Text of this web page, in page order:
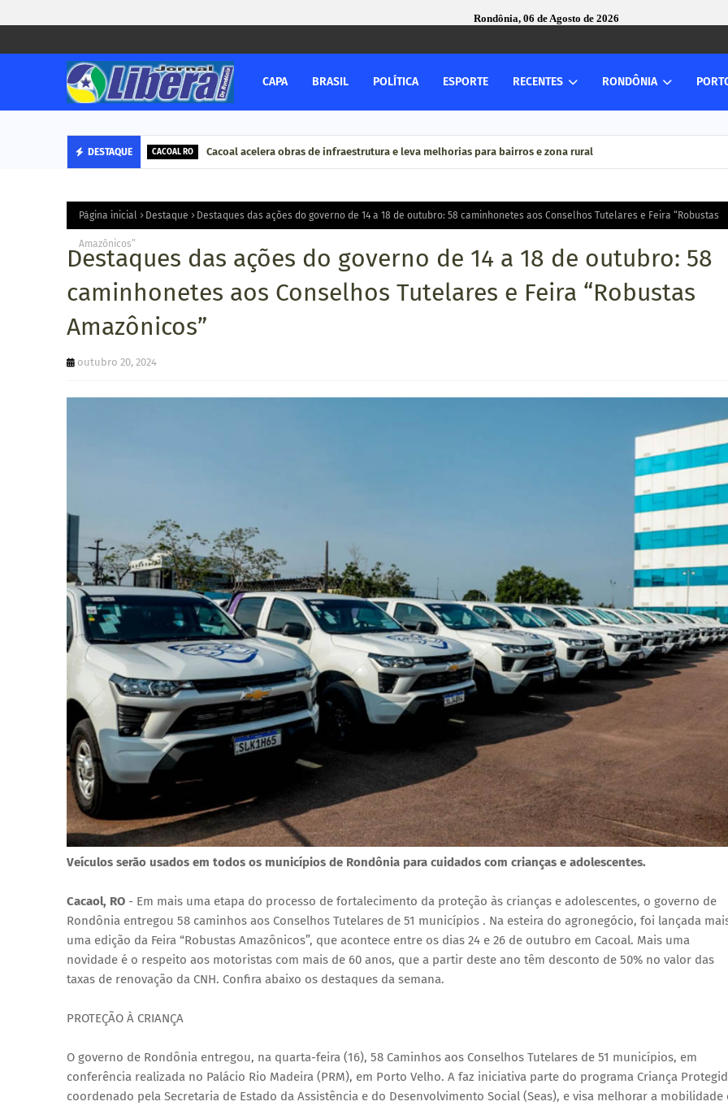
Rondônia, 06 de Agosto de 2026
CAPA BRASIL POLÍTICA ESPORTE RECENTES RONDÔNIA
DESTAQUE CACOAL RO Cacoal acelera obras de infraestrutura e leva melhorias para bairros e zona rural
Página inicial Destaque Destaques das ações do governo de 14 a 18 de outubro: 58 caminhonetes aos Conselhos Tutelares e Feira “Robustas
Amazônicos”
Destaques das ações do governo de 14 a 18 de outubro: 58
caminhonetes aos Conselhos Tutelares e Feira “Robustas
Amazônicos”
outubro 20, 2024
Veículos serão usados ​​em todos os municípios de Rondônia para cuidados com crianças e adolescentes.
Cacaol, RO - Em mais uma etapa do processo de fortalecimento da proteção às crianças e adolescentes, o governo de
Rondônia entregou 58 caminhos aos Conselhos Tutelares de 51 municípios . Na esteira do agronegócio, foi lançada
uma edição da Feira “Robustas Amazônicos”, que acontece entre os dias 24 e 26 de outubro em Cacoal. Mais uma
novidade é o respeito aos motoristas com mais de 60 anos, que a partir deste ano têm desconto de 50% no valor das
taxas de renovação da CNH. Confira abaixo os destaques da semana.
PROTEÇÃO À CRIANÇA
O governo de Rondônia entregou, na quarta-feira (16), 58 Caminhos aos Conselhos Tutelares de 51 municípios, em
conferência realizada no Palácio Rio Madeira (PRM), em Porto Velho. A faz iniciativa parte do programa Criança
coordenado pela Secretaria de Estado da Assistência e do Desenvolvimento Social (Seas), e visa melhorar a mobilidade